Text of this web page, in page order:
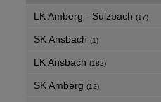
LK Amberg - Sulzbach (17)
SK Ansbach (1)
LK Ansbach (182)
SK Amberg (12)